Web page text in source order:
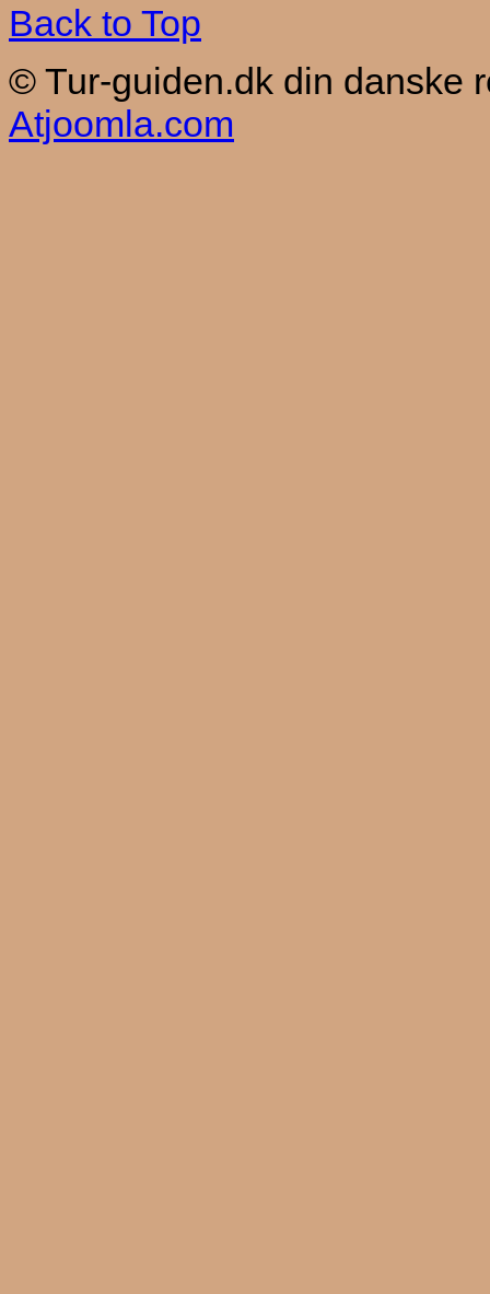
Back to Top
© Tur-guiden.dk din danske
Atjoomla.com